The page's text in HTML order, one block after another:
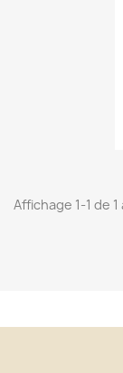
Affichage 1-1 de